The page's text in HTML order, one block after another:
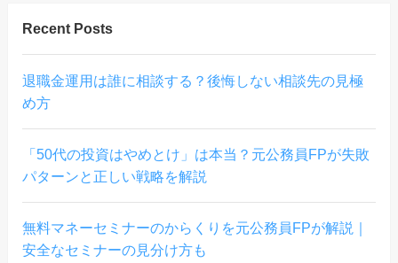
Recent Posts
退職金運用は誰に相談する？後悔しない相談先の見極
め方
「50代の投資はやめとけ」は本当？元公務員FPが失敗
パターンと正しい戦略を解説
無料マネーセミナーのからくりを元公務員FPが解説｜
安全なセミナーの見分け方も